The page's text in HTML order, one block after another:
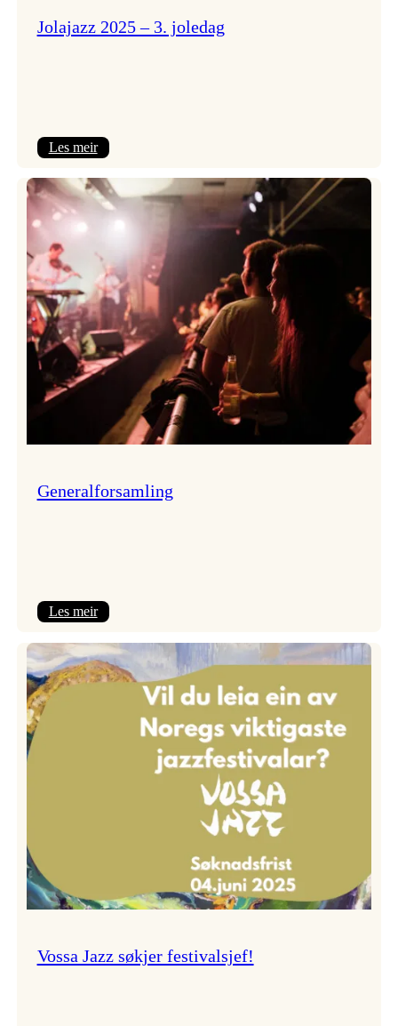
Jolajazz 2025 – 3. joledag
Les meir:
2025
–
joledag
Generalforsamling
Les meir:
Vossa Jazz søkjer festivalsjef!